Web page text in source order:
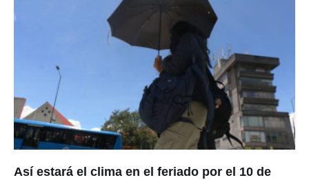
Así estará el clima en el feriado por el 10 de